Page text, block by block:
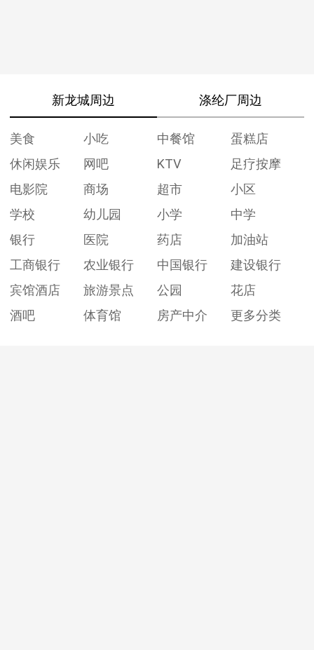
新龙城周边 涤纶厂周边
美食 小吃 中餐馆
蛋糕店
休闲娱乐
网吧 KTV
足疗按摩
电影院
商场 超市
小区
学校
幼儿园 小学
中学
银行
医院 药店
加油站
工商银行
农业银行 中国银行
建设银行
宾馆酒店
旅游景点 公园
花店
酒吧
体育馆 房产中介 更多分类